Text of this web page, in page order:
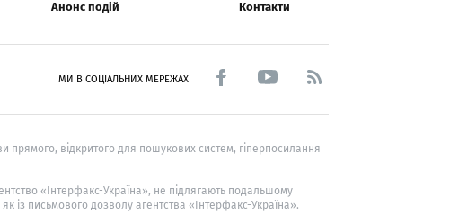
Анонс подій Контакти
МИ В СОЦІАЛЬНИХ МЕРЕЖАХ
прямого, відкритого для пошукових систем, гіперпосилання
«Інтерфакс-Україна», не підлягають подальшому
письмового дозволу агентства «Інтерфакс-Україна».